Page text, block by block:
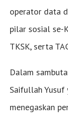
operator data
pilar sosial se-
TKSK, serta
Dalam
Saifullah Yusuf
menegaskan